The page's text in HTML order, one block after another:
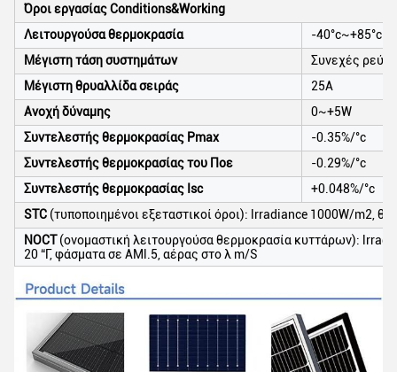
Όροι εργασίας Conditions&Working
Λειτουργούσα θερμοκρασία
-40°c~+85°c
Μέγιστη τάση συστημάτων
Συνεχές
Μέγιστη θρυαλλίδα σειράς
25A
Ανοχή δύναμης
0~+5W
Συντελεστής θερμοκρασίας Pmax
-0.35%/°c
Συντελεστής θερμοκρασίας του Ποε
-0.29%/°c
Συντελεστής θερμοκρασίας Isc
+0.048%/°c
STC (τυποποιημένοι εξεταστικοί όροι): lrradiance 1000W/m2,
NOCT(ονομαστική λειτουργούσα θερμοκρασία κυττάρων):
20 “Γ, φάσματα σε AMl.5, αέρας στο λ m/S